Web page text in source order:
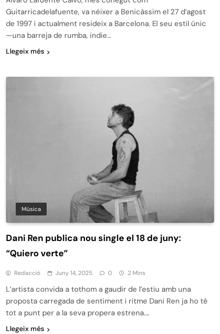
Guitarricadelafuente, va néixer a Benicàssim el 27 d’agost
de 1997 i actualment resideix a Barcelona. El seu estil únic
—una barreja de rumba, indie…
Llegeix més
Música
Dani Ren publica nou single el 18 de juny:
“Quiero verte”
Redacció Juny 14, 2025 0 2 Mins
L’artista convida a tothom a gaudir de l’estiu amb una
proposta carregada de sentiment i ritme Dani Ren ja ho té
tot a punt per a la seva propera estrena….
Llegeix més